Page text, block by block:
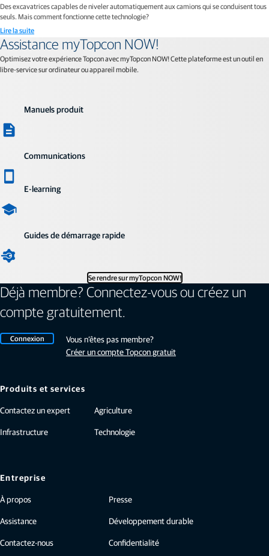
Des excavatrices capables de niveler automatiquement aux camions qui se conduisent tous
seuls. Mais comment fonctionne cette technologie?
Lire la suite
Assistance myTopcon NOW!
Optimisez votre expérience Topcon avec myTopcon NOW! Cette plateforme est un outil en
libre-service sur ordinateur ou appareil mobile.
Manuels produit
Communications
E-learning
Guides de démarrage rapide
Se rendre sur myTopcon NOW!
Déjà membre? Connectez-vous ou créez un
compte gratuitement.
Connexion
Vous n’êtes pas membre?
Créer un compte Topcon gratuit
Produits et services
Contactez un expert
Infrastructure
Agriculture
Technologie
Entreprise
À propos
Assistance
Contactez-nous
Presse
Développement durable
Confidentialité